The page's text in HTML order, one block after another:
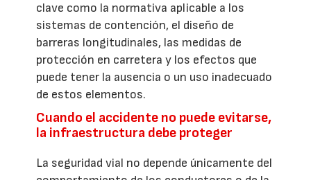
clave como la normativa aplicable a los
sistemas de contención, el diseño de
barreras longitudinales, las medidas de
protección en carretera y los efectos que
puede tener la ausencia o un uso inadecuado
de estos elementos.
Cuando el accidente no puede evitarse,
la infraestructura debe proteger
La seguridad vial no depende únicamente del